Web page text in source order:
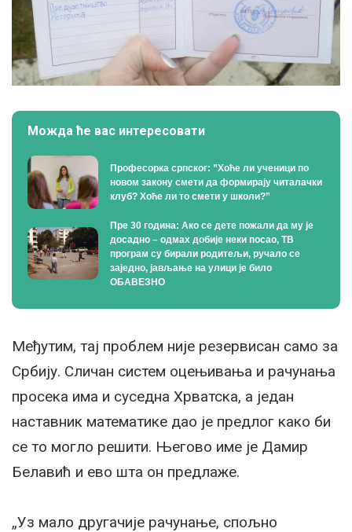
Можда ће вас интересовати
Професорка српског: ”Хоће ли ученици по
новом закону смети да формирају читалачки
клуб? Хоће ли то смети у школи?”
Пре 30 година: Ако се дете пожали да му је
досадно – одмах добије неки посао, ТВ
програм су бирали родитељи, ручало се
заједно, јављање на улици је било
ОБАВЕЗНО
Међутим, тај проблем није резервисан само за
Србију. Сличан систем оцењивања и рачунања
просека има и суседна Хрватска, а један
наставник математике дао је предлог како би
се то могло решити. Његово име је Дамир
Белавић и ево шта он предлаже.
„Уз мало другачије рачунање, спољно